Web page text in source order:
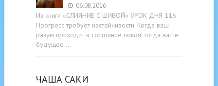
06.08.2016
Из книги «СЛИЯНИЕ С ШИВОЙ» УРОК ДНЯ 116:
Прогресс требует настойчивости. Когда ваш
разум приходит в состояние покоя, тогда ваше
будущее …
ЧАША САКИ